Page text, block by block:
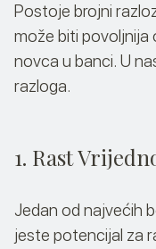
Postoje brojni
može biti povoljnija
novca u banci. U
razloga.
1. Rast
Jedan od najvećih
jeste potencijal za